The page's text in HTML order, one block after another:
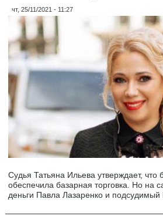
чт, 25/11/2021 - 11:27
Судья Татьяна Ильева утверждает, что
обеспечила базарная торговка. Но на
деньги Павла Лазаренко и подсудимый